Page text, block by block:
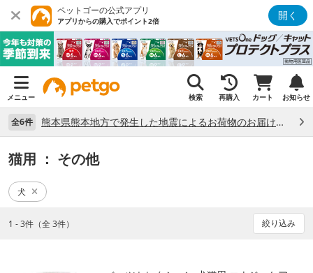
ペットゴーの公式アプリ
アプリからの購入でポイント2倍 開く
メニュー 検索 再購入 カート お知らせ
全6件 熊本県熊本地方で発生した地震によるお荷物のお届け状況について （7/28）
猫用 ： その他
犬
1 - 3件（全 3件） 絞り込み